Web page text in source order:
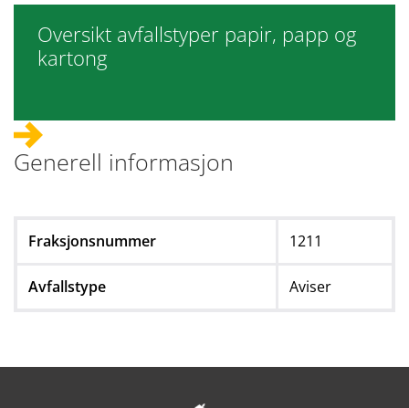
Oversikt avfallstyper papir, papp og
kartong
Generell informasjon
Fraksjonsnummer 1211
Avfallstype Aviser